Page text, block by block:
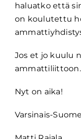
haluatko että
on koulutettu
Jos et jo kuulu
ammattiliittoon.
Nyt on aika!
Varsinais-